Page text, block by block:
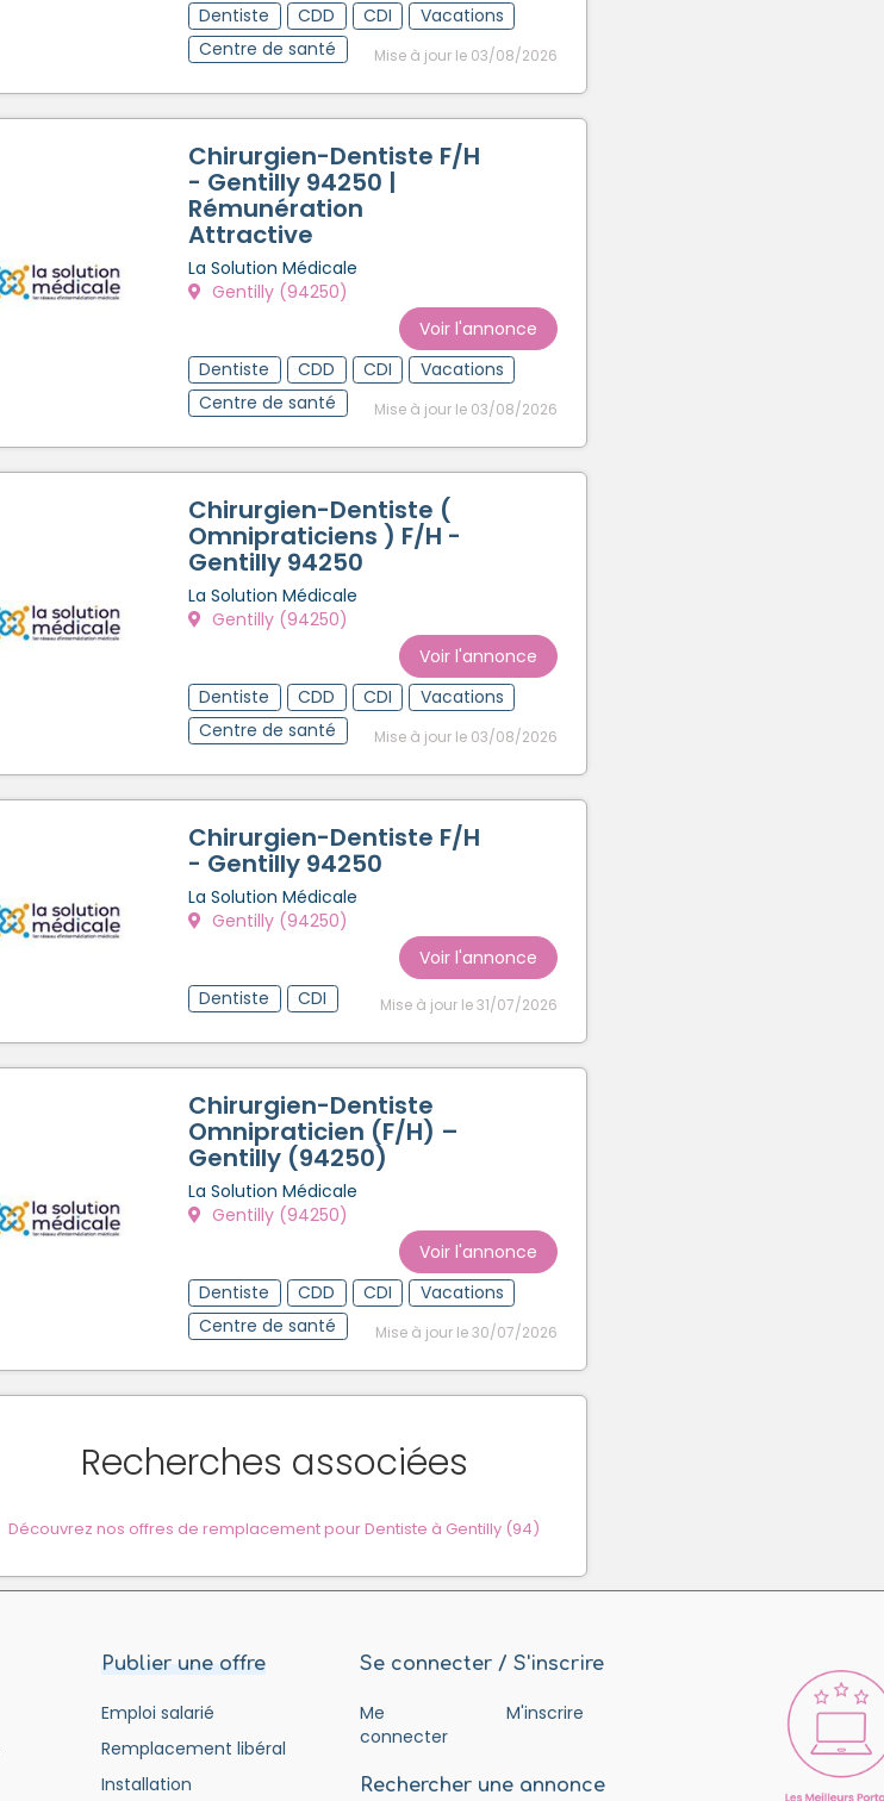
Dentiste
CDD CDI
Vacations
Centre de santé
Mise à jour le 03/08/2026
Chirurgien-Dentiste F/H
- Gentilly 94250 |
Rémunération
Attractive
La Solution Médicale
Gentilly (94250)
Voir l'annonce
Dentiste
CDD CDI
Vacations
Centre de santé
Mise à jour le 03/08/2026
Chirurgien-Dentiste (
Omnipraticiens ) F/H -
Gentilly 94250
La Solution Médicale
Gentilly (94250)
Voir l'annonce
Dentiste
CDD CDI
Vacations
Centre de santé
Mise à jour le 03/08/2026
Chirurgien-Dentiste F/H
- Gentilly 94250
La Solution Médicale
Gentilly (94250)
Voir l'annonce
Dentiste
CDI Mise à jour le 31/07/2026
Chirurgien-Dentiste
Omnipraticien (F/H) –
Gentilly (94250)
La Solution Médicale
Gentilly (94250)
Voir l'annonce
Dentiste
CDD CDI
Vacations
Centre de santé
Mise à jour le 30/07/2026
Recherches associées
Découvrez nos offres de remplacement pour Dentiste à Gentilly (94)
Publier une offre
Emploi salarié
Remplacement libéral
Installation
Se connecter / S'inscrire
Me
connecter
M'inscrire
Rechercher une annonce